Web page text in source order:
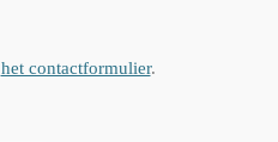
het contactformulier.